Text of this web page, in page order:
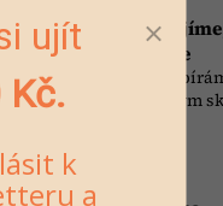
🥣 Co sami
neprodáváme
Do nabídky
produkty, kterým
ujít
Kč.
k
a